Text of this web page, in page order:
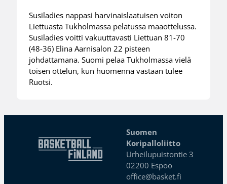
Susiladies nappasi harvinaislaatuisen voiton
Liettuasta Tukholmassa pelatussa maaottelussa.
Susiladies voitti vakuuttavasti Liettuan 81-70
(48-36) Elina Aarnisalon 22 pisteen
johdattamana. Suomi pelaa Tukholmassa vielä
toisen ottelun, kun huomenna vastaan tulee
Ruotsi.
Suomen
Koripalloliitto
Urheilupuistontie 3
02200 Espoo
office@basket.fi